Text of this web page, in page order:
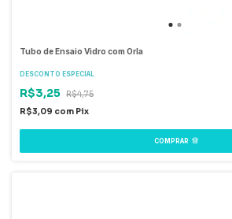
Tubo de Ensaio Vidro com Orla
DESCONTO ESPECIAL
R$3,25 R$4,75
R$3,09 com Pix
COMPRAR